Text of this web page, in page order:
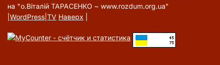
на "о.Віталій ТАРАСЕНКО ~ www.rozdum.org.ua"
WordPress TV Наверх